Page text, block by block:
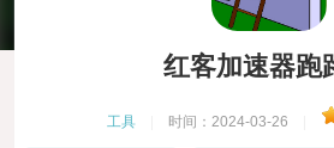
红客加速器跑
工具 时间：2024-03-26